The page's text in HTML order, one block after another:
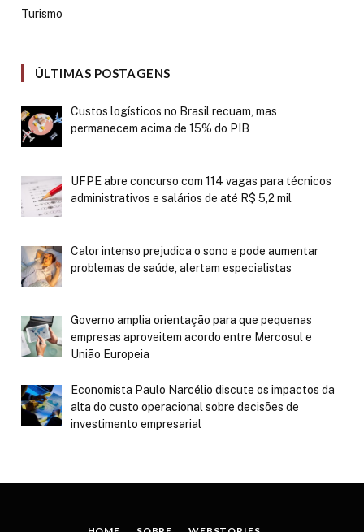
Turismo
ÚLTIMAS POSTAGENS
Custos logísticos no Brasil recuam, mas
permanecem acima de 15% do PIB
UFPE abre concurso com 114 vagas para técnicos
administrativos e salários de até R$ 5,2 mil
Calor intenso prejudica o sono e pode aumentar
problemas de saúde, alertam especialistas
Governo amplia orientação para que pequenas
empresas aproveitem acordo entre Mercosul e
União Europeia
Economista Paulo Narcélio discute os impactos da
alta do custo operacional sobre decisões de
investimento empresarial